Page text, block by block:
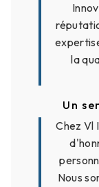
la
Un
Chez Vl
Nous